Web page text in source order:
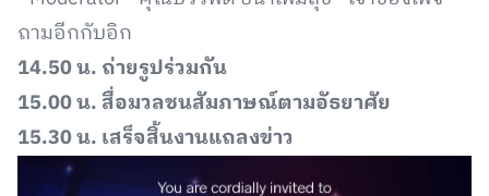
ถามอีกกับอิก
14.50 น. ถ่ายรูปร่วมกัน
15.00 น. สื่อมวลชนสัมภาษณ์ตามอัธยาศัย
15.30 น. เสร็จสิ้นงานแถลงข่าว